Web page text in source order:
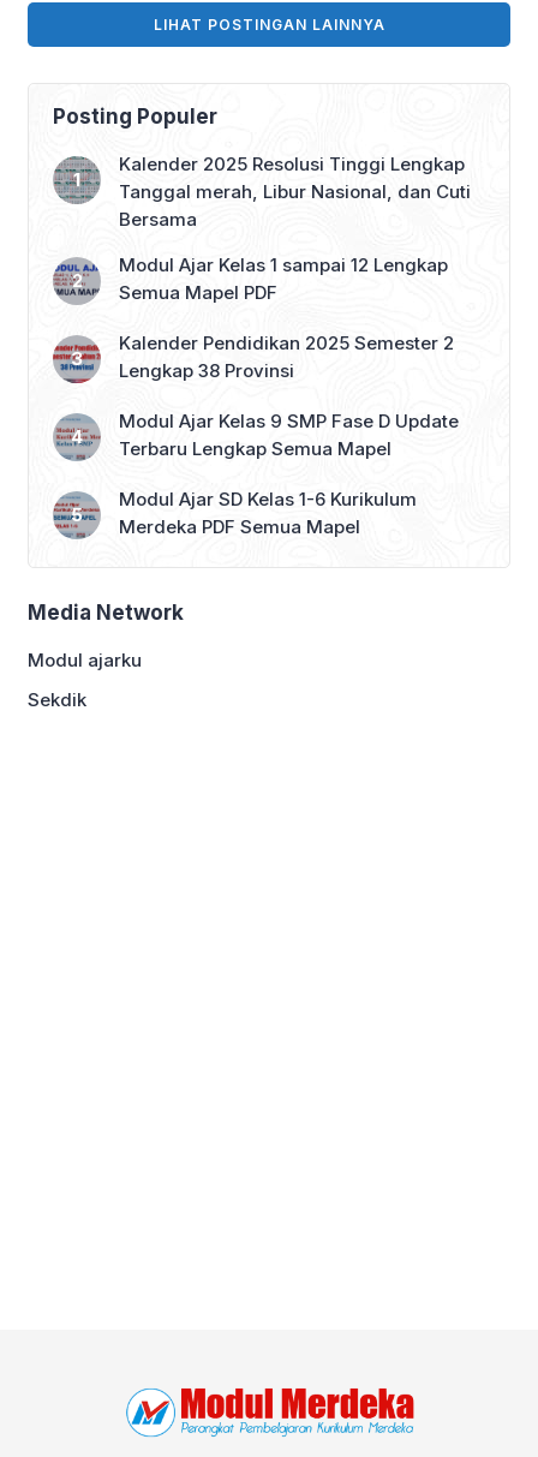
bagian dari proses endogen atau
proses yang berasal dari dalam bumi.
Tektonisme memiliki peranan utama
bentuk muka bumi lainnya. Artikel ini
LIHAT POSTINGAN LAINNYA
Posting Populer
Kalender 2025 Resolusi Tinggi Lengkap
Tanggal merah, Libur Nasional, dan Cuti
Bersama
Modul Ajar Kelas 1 sampai 12 Lengkap
Semua Mapel PDF
Kalender Pendidikan 2025 Semester 2
Lengkap 38 Provinsi
Modul Ajar Kelas 9 SMP Fase D Update
Terbaru Lengkap Semua Mapel
Modul Ajar SD Kelas 1-6 Kurikulum
Merdeka PDF Semua Mapel
Media Network
Modul ajarku
Sekdik